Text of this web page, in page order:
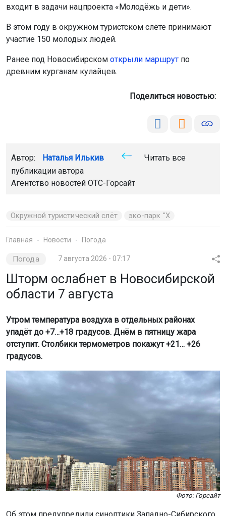
входит в задачи нацпроекта «Молодёжь и дети».
В этом году в окружном туристском слёте принимают
участие 150 молодых людей.
Ранее под Новосибирском открыли маршрут по
древним курганам кулайцев.
Поделиться новостью:
Автор: Наталья Илькив
Читать все
публикации автора
Агентство новостей ОТС-Горсайт
Окружной туристический слёт эко-парк "Х
Главная Новости Погода
Погода 7 августа 2026 - 07:17
Шторм ослабнет в Новосибирской
области 7 августа
Утром температура воздуха в отдельных районах
упадёт до +7…+18 градусов. Днём в пятницу жара
отступит. Столбики термометров покажут +21… +26
градусов.
Фото: Горсайт